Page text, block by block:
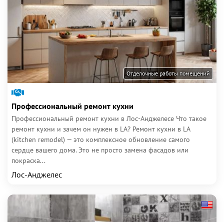
Отделочные работы помещений
Профессиональный ремонт кухни
Профессиональный ремонт кухни в Лос-Анджелесе Что такое
ремонт кухни и зачем он нужен в LA? Ремонт кухни в LA
(kitchen remodel) — это комплексное обновление самого
сердце вашего дома. Это не просто замена фасадов или
покраска...
Лос-Анджелес